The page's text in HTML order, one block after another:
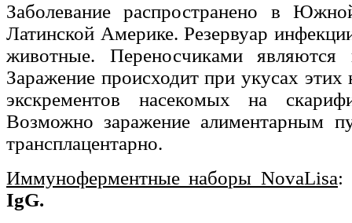
Заболевание распространено в
Латинской Америке. Резервуар
животные. Переносчиками являются
Заражение происходит при укусах
экскрементов насекомых на
Возможно заражение алиментарным
трансплацентарно.
Иммуноферментные наборы NovaLisa:
IgG.